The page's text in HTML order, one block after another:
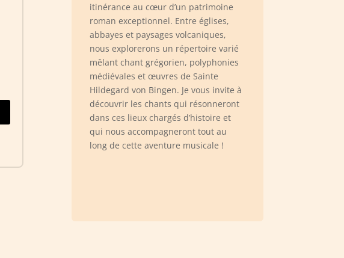
itinérance au cœur d’un patrimoine
roman exceptionnel. Entre églises,
abbayes et paysages volcaniques,
nous explorerons un répertoire varié
mêlant chant grégorien, polyphonies
médiévales et œuvres de Sainte
Hildegard von Bingen. Je vous invite à
découvrir les chants qui résonneront
dans ces lieux chargés d’histoire et
qui nous accompagneront tout au
long de cette aventure musicale !